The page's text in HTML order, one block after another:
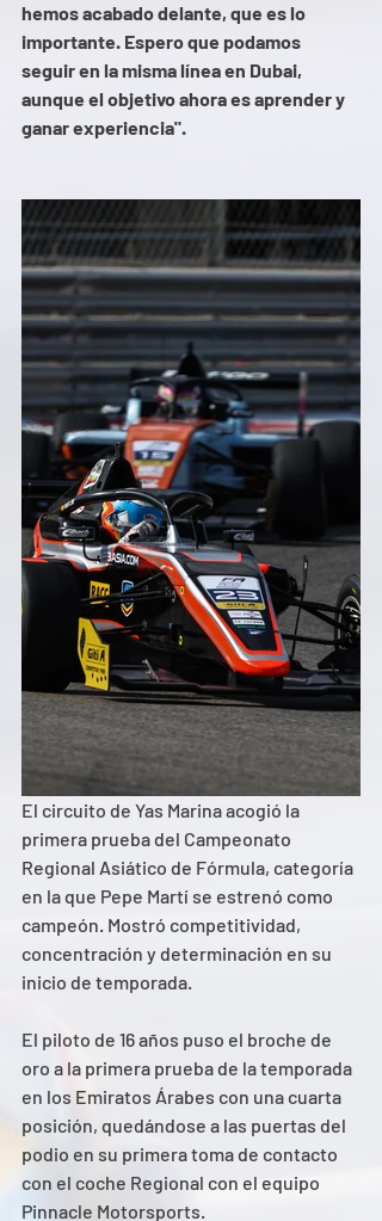
hemos acabado delante, que es lo
importante. Espero que podamos
seguir en la misma línea en Dubai,
aunque el objetivo ahora es aprender y
ganar experiencia".
El circuito de Yas Marina acogió la
primera prueba del Campeonato
Regional Asiático de Fórmula, categoría
en la que Pepe Martí se estrenó como
campeón. Mostró competitividad,
concentración y determinación en su
inicio de temporada.
El piloto de 16 años puso el broche de
oro a la primera prueba de la temporada
en los Emiratos Árabes con una cuarta
posición, quedándose a las puertas del
podio en su primera toma de contacto
con el coche Regional con el equipo
Pinnacle Motorsports.